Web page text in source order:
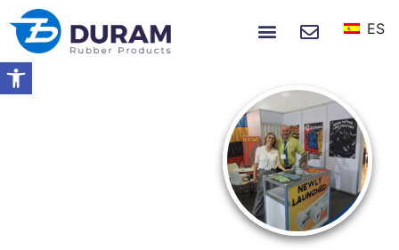
Abrir barra de herramientas
ES
VIV ASIA Bangkok, Marzo De 2025